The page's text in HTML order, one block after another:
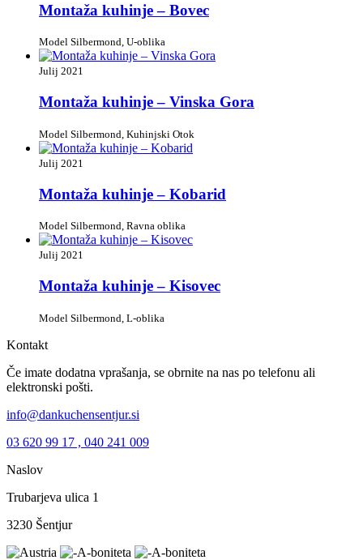
Montaža kuhinje – Bovec
Model Silbermond, U-oblika
Julij 2021
Montaža kuhinje – Vinska Gora
Model Silbermond, Kuhinjski Otok
Julij 2021
Montaža kuhinje – Kobarid
Model Silbermond, Ravna oblika
Julij 2021
Montaža kuhinje – Kisovec
Model Silbermond, L-oblika
Kontakt
Če imate dodatna vprašanja, se obrnite na nas po telefonu ali
elektronski pošti.
info@dankuchensentjur.si
03 620 99 17 , 040 241 009
Naslov
Trubarjeva ulica 1
3230 Šentjur